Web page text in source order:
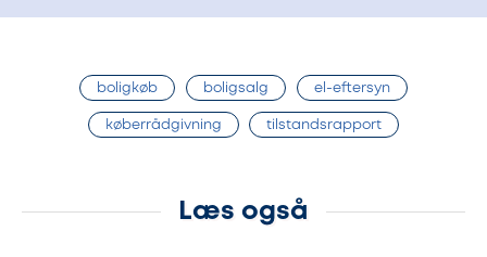
boligkøb boligsalg el-eftersyn
køberrådgivning tilstandsrapport
Læs også